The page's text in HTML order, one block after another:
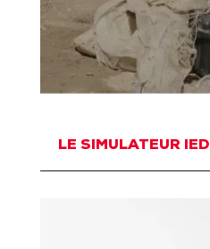
LE SIMULATEUR IED